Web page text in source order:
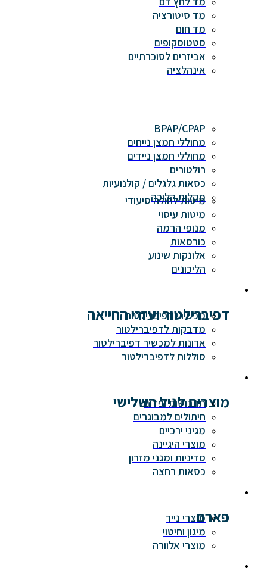
מד סיטורציה
מד חום
סטטוסקופים
אביזרים לסוכרתיים
אינהלציה
BPAP/CPAP
מחוללי חמצן נייחים
מחוללי חמצן ניידים
רולטורים
כסאות גלגלים / קולנועיות
מקלות הליכה
מיטות לחולה סיעודי
מיטות עיסוי
מנופי הרמה
כורסאות
אלונקות שינוע
הליכונים
דפיברילטור ועזרי החייאה
מכשירי דפיברילטור
מדבקות לדפיברילטור
ארונות למכשיר דפיברילטור
סוללות לדפיברילטור
מוצרים לגיל השלישי
תחבושות ופדים
חיתולים למבוגרים
מגיני ירכיים
מוצרי היגיינה
סדיניות ומגני מזרון
כסאות רחצה
פארםמוצרי נייר
מיגון וחיטוי
מוצרי אלוורה